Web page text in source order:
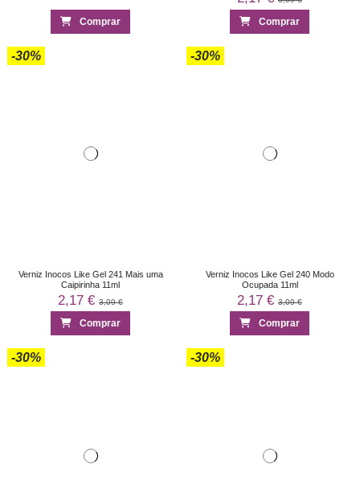
Comprar Comprar
-30%
Verniz Inocos Like Gel 241 Mais uma
Caipirinha 11ml
2,17 € 3,09 €
Comprar
-30%
Verniz Inocos Like Gel 240 Modo
Ocupada 11ml
2,17 € 3,09 €
Comprar
-30% -30%